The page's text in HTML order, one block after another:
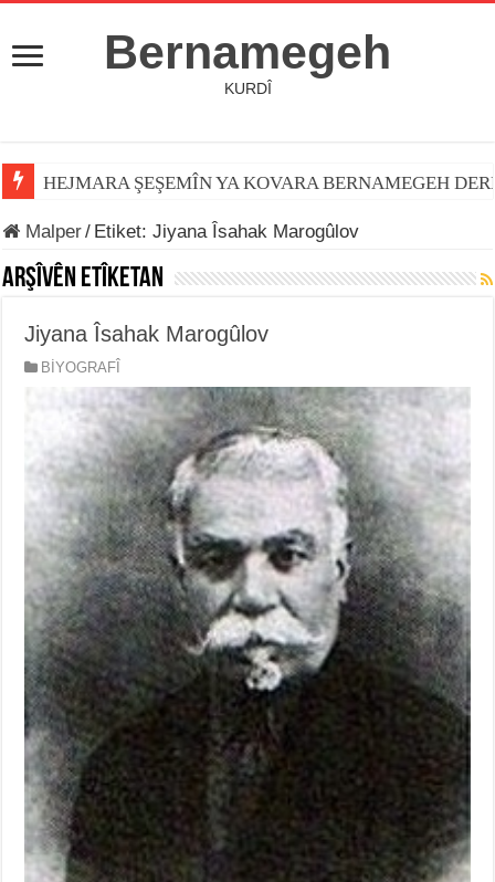
Bernamegeh
KURDÎ
HEJMARA ŞEŞEMÎN YA KOVARA BERNAMEGEH
Malper/ Etiket:Jiyana Îsahak Marogûlov
Arşîvên Etîketan
Jiyana Îsahak Marogûlov
BİYOGRAFÎ